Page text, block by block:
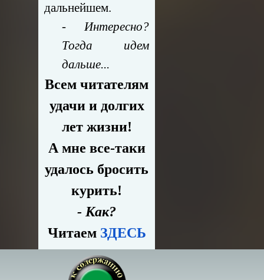
дальнейшем.
- Интересно?
Тогда идем
дальше...
Всем читателям
удачи и долгих
лет жизни!
А мне все-таки
удалось бросить
курить!
- Как?
Читаем ЗДЕСЬ